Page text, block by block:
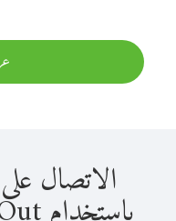
الاتصال